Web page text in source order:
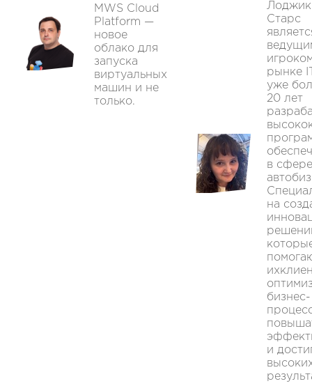
MWS Cloud
Platform —
новое
облако для
запуска
виртуальных
машин и не
только.
Лоджик
Старс
рынке
уже
20 лет
в сфере
на
бизнес-
и